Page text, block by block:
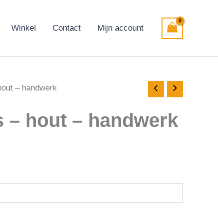
Winkel Contact Mijn account
– handwerk
– hout – handwerk